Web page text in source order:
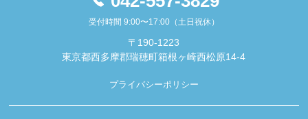
受付時間 9:00〜17:00（土日祝休）
〒190-1223
東京都西多摩郡瑞穂町箱根ヶ崎西松原14-4
プライバシーポリシー